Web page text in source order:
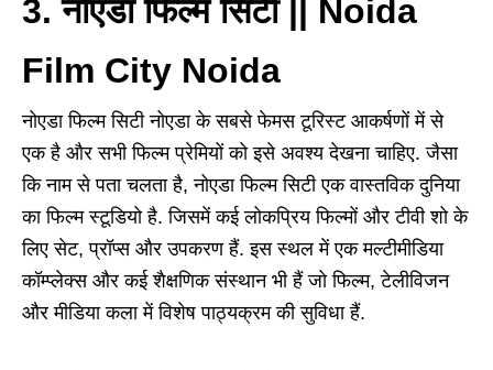
3. नोएडा फिल्म सिटी || Noida
Film City Noida
नोएडा फिल्म सिटी नोएडा के सबसे फेमस टूरिस्ट आकर्षणों में से
एक है और सभी फिल्म प्रेमियों को इसे अवश्य देखना चाहिए. जैसा
कि नाम से पता चलता है, नोएडा फिल्म सिटी एक वास्तविक दुनिया
का फिल्म स्टूडियो है. जिसमें कई लोकप्रिय फिल्मों और टीवी शो के
लिए सेट, प्रॉप्स और उपकरण हैं. इस स्थल में एक मल्टीमीडिया
कॉम्प्लेक्स और कई शैक्षणिक संस्थान भी हैं जो फिल्म, टेलीविजन
और मीडिया कला में विशेष पाठ्यक्रम की सुविधा हैं.